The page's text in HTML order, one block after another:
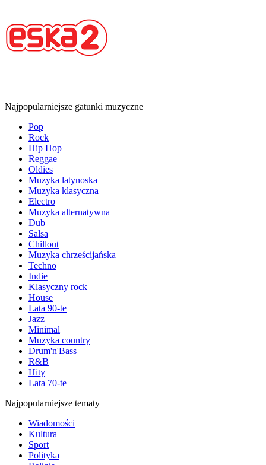
Najpopularniejsze gatunki muzyczne
Pop
Rock
Hip Hop
Reggae
Oldies
Muzyka latynoska
Muzyka klasyczna
Electro
Muzyka alternatywna
Dub
Salsa
Chillout
Muzyka chrześcijańska
Techno
Indie
Klasyczny rock
House
Lata 90-te
Jazz
Minimal
Muzyka country
Drum'n'Bass
R&B
Hity
Lata 70-te
Najpopularniejsze tematy
Wiadomości
Kultura
Sport
Polityka